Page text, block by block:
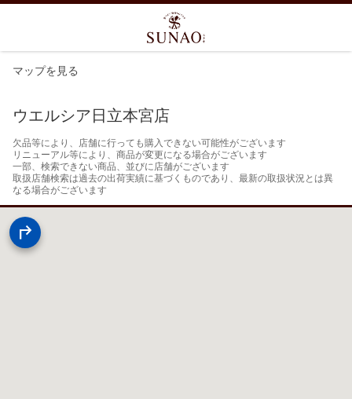
マップを見る
ウエルシア日立本宮店
欠品等により、店舗に行っても購入できない可能性がございます
リニューアル等により、商品が変更になる場合がございます
一部、検索できない商品、並びに店舗がございます
取扱店舗検索は過去の出荷実績に基づくものであり、最新の取扱状況とは異
なる場合がございます